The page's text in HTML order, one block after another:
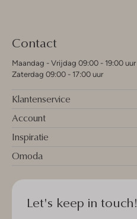
Contact
Maandag - Vrijdag 09:00 - 19:00 uur
Zaterdag 09:00 - 17:00 uur
Klantenservice
Account
Inspiratie
Omoda
Let's keep in touch!